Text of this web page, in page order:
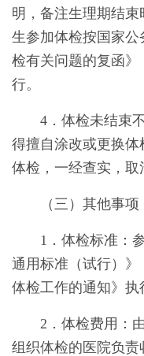
明，备注生理期结
生参加体检按国家
检有关问题的复函》
行。
4．体检未结束
得擅自涂改或更换
体检，一经查实，取
（三）其他事项
1．体检标准：
通用标准（试行）
体检工作的通知》执
2．体检费用：
组织体检的医院负责